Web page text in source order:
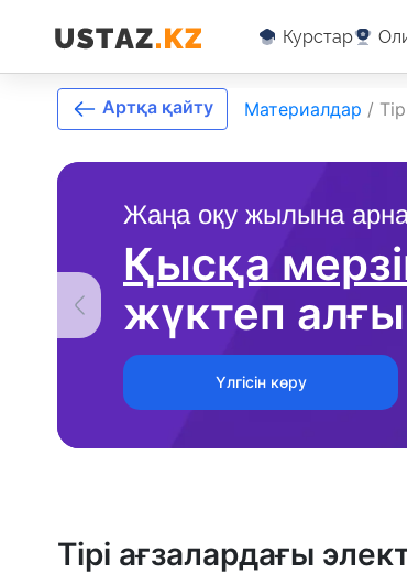
Курстар
Жаңа оқу жылына
Қысқа
жүктеп
Үлгісін көру
Артқа қайту Материалдар /
Тірі ағзалардағы